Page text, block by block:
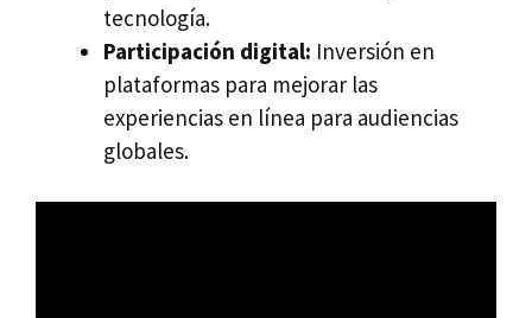
tecnología.
Participación digital: Inversión en
plataformas para mejorar las
experiencias en línea para audiencias
globales.